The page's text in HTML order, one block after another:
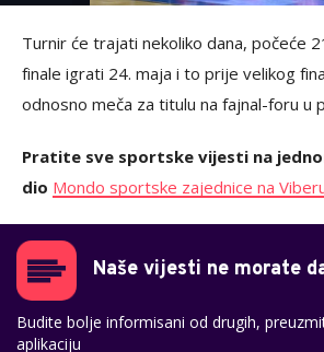
Turnir će trajati nekoliko dana, počeće
finale igrati 24. maja i to prije velikog
odnosno meča za titulu na fajnal-foru u
Pratite sve sportske vijesti na
dio Mondo sportske zajednice na
Naše vijesti ne morate
Budite bolje informisani od drugih,
aplikaciju